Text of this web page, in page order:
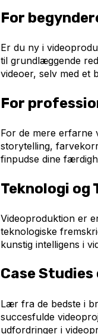
For
Er du ny i
til grundlæggende
videoer, selv med et
For
For de mere erfarne
storytelling,
finpudse dine
Teknologi og
Videoproduktion er
teknologiske
kunstig intelligens i
Case
Lær fra de bedste i
succesfulde
udfordringer i